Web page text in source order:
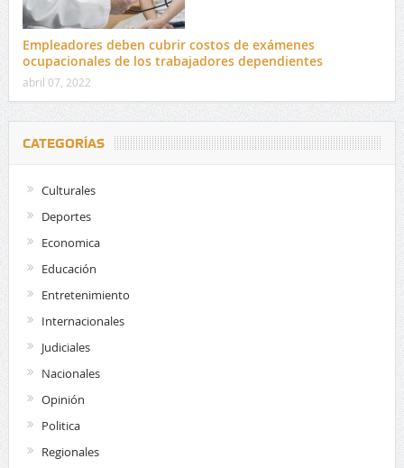
Empleadores deben cubrir costos de exámenes
ocupacionales de los trabajadores dependientes
abril 07, 2022
CATEGORÍAS
Culturales
Deportes
Economica
Educación
Entretenimiento
Internacionales
Judiciales
Nacionales
Opinión
Politica
Regionales